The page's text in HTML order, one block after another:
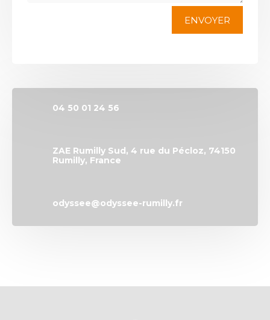
ENVOYER
04 50 01 24 56
ZAE Rumilly Sud, 4 rue du Pécloz, 74150
Rumilly, France
odyssee@odyssee-rumilly.fr